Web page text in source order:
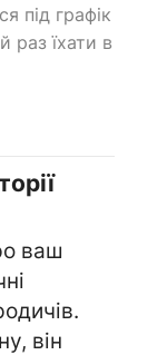
під графік
раз їхати в
ваш
він